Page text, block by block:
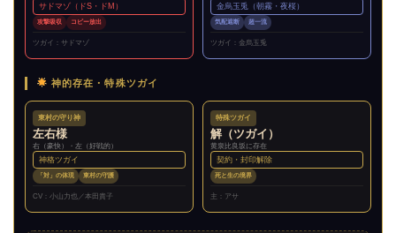
サドマゾ（ドS・ドM）
攻撃吸収 コピー放出
ツガイ：サドマゾ
金烏玉兎（朝霧・夜桜）
気配遮断 超一流
ツガイ：金烏玉兎
神的存在・特殊ツガイ
東村の守り神
左右様
右（豪快）・左（好戦的）
神格ツガイ
「対」の体現 東村の守護
CV：小山力也／本田貴子
特殊ツガイ
解（ツガイ）
黄泉比良坂に存在
契約・封印解除
死と生の境界
主：アサ